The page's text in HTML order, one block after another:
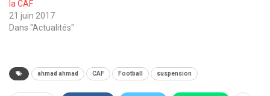
la CAF
21 juin 2017
Dans "Actualités"
ahmad ahmad CAF Football suspension